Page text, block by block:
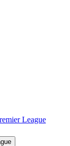
League